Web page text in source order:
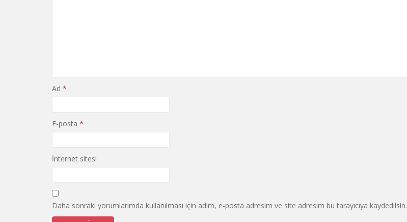
Ad *
E-posta *
İnternet sitesi
Daha sonraki yorumlarımda kullanılması için adım, e-posta adresim ve site adresim bu tarayıcıya kaydedilsin.